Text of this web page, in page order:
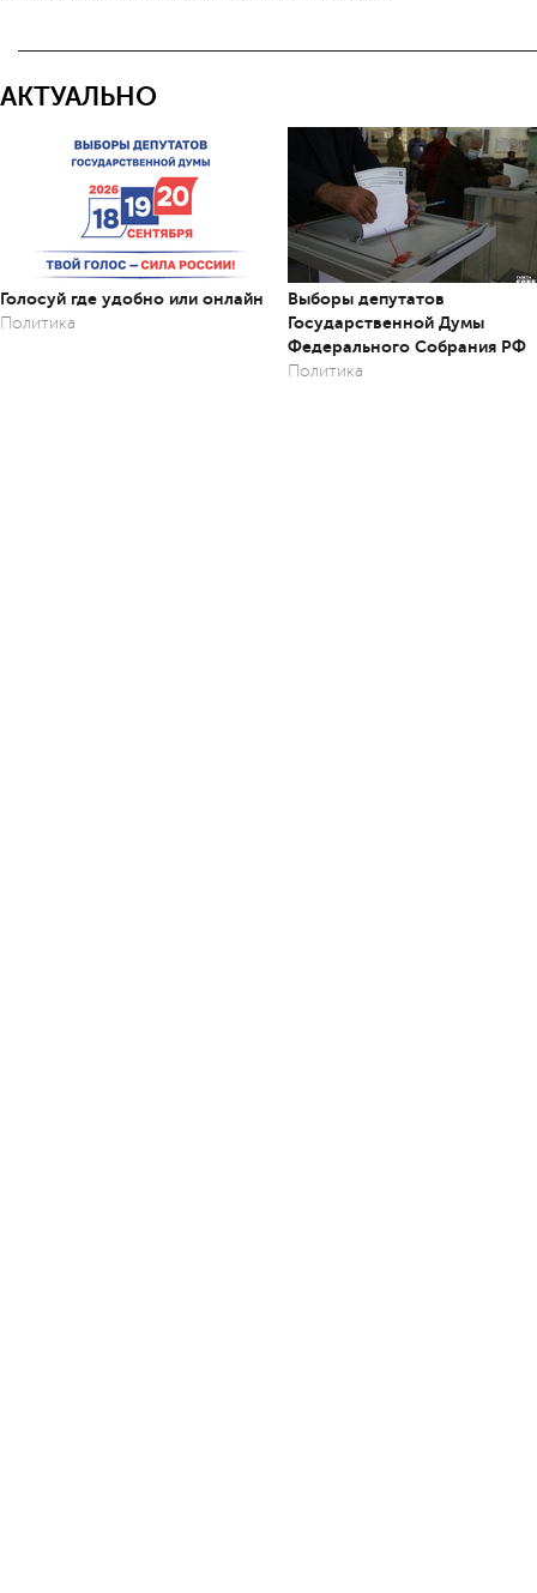
АКТУАЛЬНО
Голосуй где удобно или онлайн
Политика
Выборы депутатов
Государственной Думы
Федерального Собрания РФ
Политика